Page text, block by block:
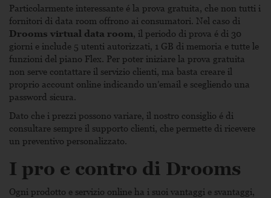
Particolarmente interessante é la prova gratuita, che non tutti i
fornitori di data room offrono ai consumatori. Nel caso di
Drooms virtual data room, il periodo di prova é di 30
giorni e include 5 utenti autorizzati, 1 GB di memoria e tutte le
funzioni del piano Flex. Per poter iniziare la prova gratuita
non serve contattare il servizio clienti, ma basta creare il
proprio account online indicando un’email e scegliendo una
password sicura.
Dato che i prezzi possono variare, il nostro consiglio é di
consultare sempre il supporto clienti, che permette di ricevere
un preventivo personalizzato.
I pro e contro di Drooms
Ogni prodotto e servizio online ha i suoi vantaggi e svantaggi,